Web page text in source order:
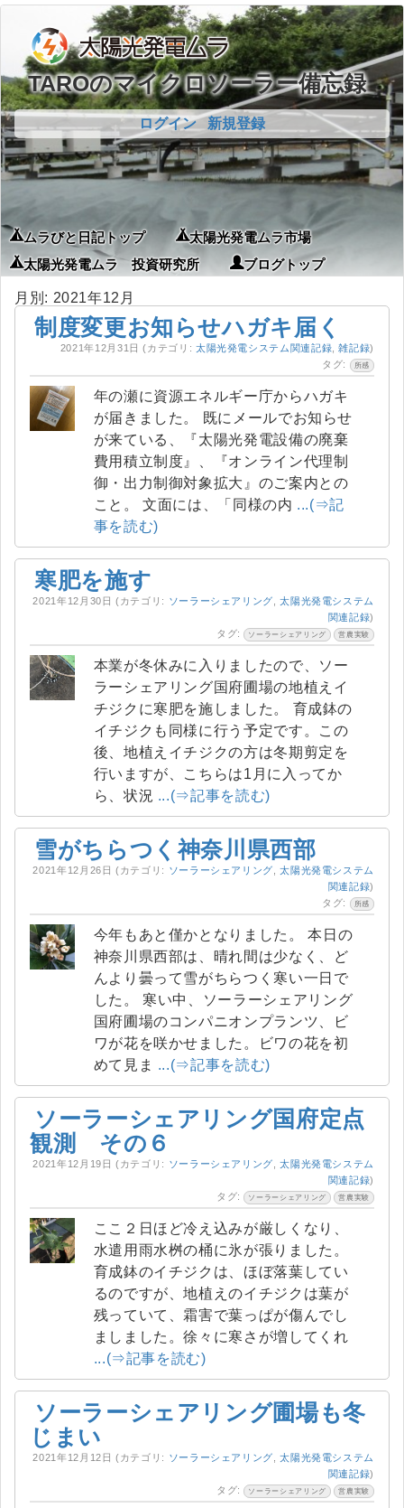
TAROのマイクロソーラー備忘録
ログイン 新規登録
ムラびと日記トップ
太陽光発電ムラ市場
太陽光発電ムラ 投資研究所
ブログトップ
月別: 2021年12月
制度変更お知らせハガキ届く
2021年12月31日 (カテゴリ: 太陽光発電システム関連記録 ,雑記録)
タグ:
所感
年の瀬に資源エネルギー庁からハガキ
が届きました。 既にメールでお知らせ
が来ている、『太陽光発電設備の廃棄
費用積立制度』、『オンライン代理制
御・出力制御対象拡大』のご案内との
こと。 文面には、「同様の内 ...(⇒記
事を読む)
寒肥を施す
2021年12月30日 (カテゴリ: ソーラーシェアリング ,太陽光発電システム
関連記録)
タグ:
ソーラーシェアリング 営農実験
本業が冬休みに入りましたので、ソー
ラーシェアリング国府圃場の地植えイ
チジクに寒肥を施しました。 育成鉢の
イチジクも同様に行う予定です。この
後、地植えイチジクの方は冬期剪定を
行いますが、こちらは1月に入ってか
ら、状況 ...(⇒記事を読む)
雪がちらつく神奈川県西部
2021年12月26日 (カテゴリ: ソーラーシェアリング ,太陽光発電システム
関連記録)
タグ:
所感
今年もあと僅かとなりました。 本日の
神奈川県西部は、晴れ間は少なく、ど
んより曇って雪がちらつく寒い一日で
した。 寒い中、ソーラーシェアリング
国府圃場のコンパニオンプランツ、ビ
ワが花を咲かせました。ビワの花を初
めて見ま ...(⇒記事を読む)
ソーラーシェアリング国府定点
観測 その６
2021年12月19日 (カテゴリ: ソーラーシェアリング ,太陽光発電システム
関連記録)
タグ:
ソーラーシェアリング 営農実験
ここ２日ほど冷え込みが厳しくなり、
水遣用雨水桝の桶に氷が張りました。
育成鉢のイチジクは、ほぼ落葉してい
るのですが、地植えのイチジクは葉が
残っていて、霜害で葉っぱが傷んでし
ましました。徐々に寒さが増してくれ
...(⇒記事を読む)
ソーラーシェアリング圃場も冬
じまい
2021年12月12日 (カテゴリ: ソーラーシェアリング ,太陽光発電システム
関連記録)
タグ:
ソーラーシェアリング 営農実験